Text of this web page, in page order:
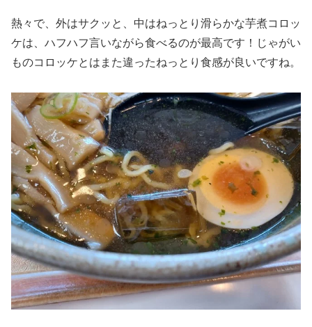
熱々で、外はサクッと、中はねっとり滑らかな芋煮コロッ
ケは、ハフハフ言いながら食べるのが最高です！じゃがい
ものコロッケとはまた違ったねっとり食感が良いですね。